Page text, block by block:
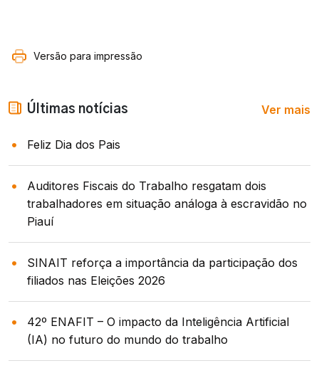
Versão para impressão
Últimas notícias Ver mais
Feliz Dia dos Pais
Auditores Fiscais do Trabalho resgatam dois
trabalhadores em situação análoga à escravidão no
Piauí
SINAIT reforça a importância da participação dos
filiados nas Eleições 2026
42º ENAFIT – O impacto da Inteligência Artificial
(IA) no futuro do mundo do trabalho